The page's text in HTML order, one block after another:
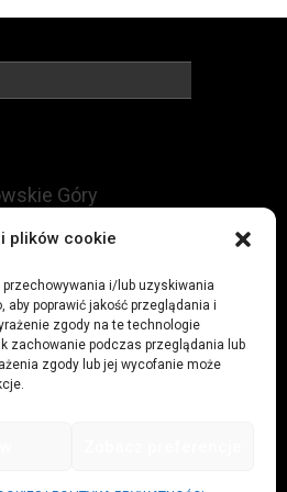
plików cookie
i/lub uzyskiwania
poprawić jakość przeglądania i
zgody na te technologie
zachowanie podczas przeglądania lub
zgody lub jej wycofanie może
Góry